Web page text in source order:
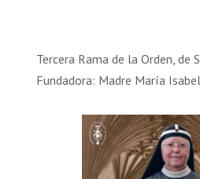
Tercera Rama de la Orden, de
Fundadora: Madre María